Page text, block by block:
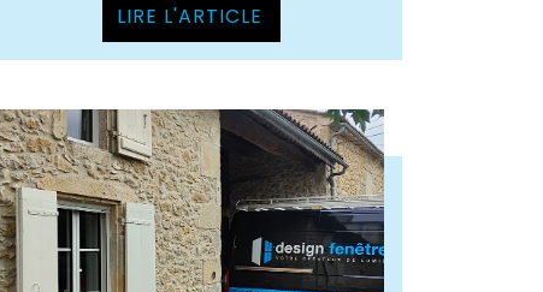
LIRE L'ARTICLE